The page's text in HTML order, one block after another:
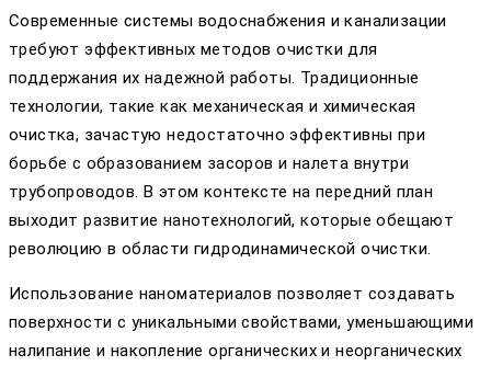
Современные системы водоснабжения и канализации
требуют эффективных методов очистки для
поддержания их надежной работы. Традиционные
технологии, такие как механическая и химическая
очистка, зачастую недостаточно эффективны при
борьбе с образованием засоров и налета внутри
трубопроводов. В этом контексте на передний план
выходит развитие нанотехнологий, которые обещают
революцию в области гидродинамической очистки.
Использование наноматериалов позволяет создавать
поверхности с уникальными свойствами, уменьшающими
налипание и накопление органических и неорганических